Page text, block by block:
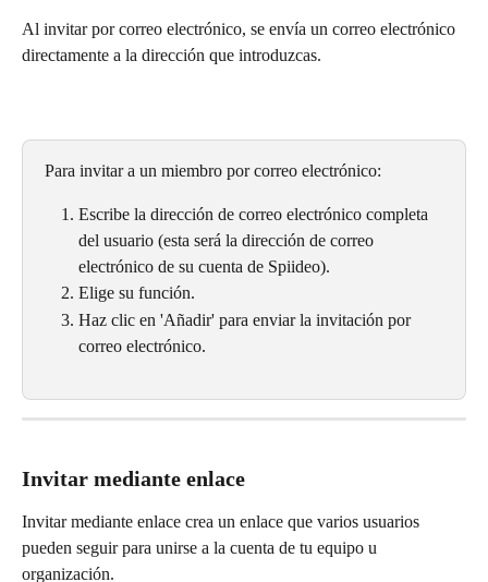
Al invitar por correo electrónico, se envía un correo electrónico
directamente a la dirección que introduzcas.
Para invitar a un miembro por correo electrónico:
Escribe la dirección de correo electrónico completa
del usuario (esta será la dirección de correo
electrónico de su cuenta de Spiideo).
Elige su función.
Haz clic en 'Añadir' para enviar la invitación por
correo electrónico.
Invitar mediante enlace
Invitar mediante enlace crea un enlace que varios usuarios
pueden seguir para unirse a la cuenta de tu equipo u
organización.